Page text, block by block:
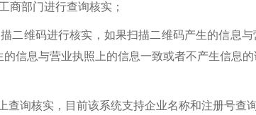
商部门进行查询核实；
二维码进行核实，如果扫描二维码产生的信息
信息与营业执照上的信息一致或者不产生信息
查询核实，目前该系统支持企业名称和注册号查询